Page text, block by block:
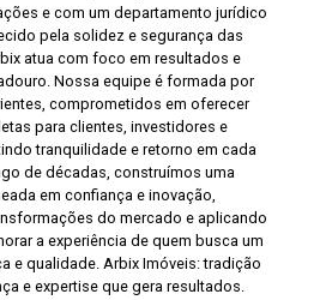
e com um departamento jurídico
pela solidez e segurança das
atua com foco em resultados e
Nossa equipe é formada por
comprometidos em oferecer
para clientes, investidores e
tranquilidade e retorno em cada
de décadas, construímos uma
em confiança e inovação,
do mercado e aplicando
a experiência de quem busca um
e qualidade. Arbix Imóveis: tradição
e expertise que gera resultados.